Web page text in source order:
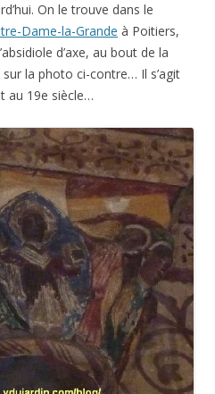
On le trouve dans le
Dame-la-Grande à Poitiers,
d’axe, au bout de la
la photo ci-contre… Il s’agit
au 19e siècle…